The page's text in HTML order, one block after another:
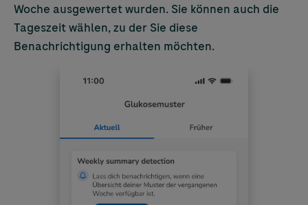
Woche ausgewertet wurden. Sie können auch die
Tageszeit wählen, zu der Sie diese
Benachrichtigung erhalten möchten.